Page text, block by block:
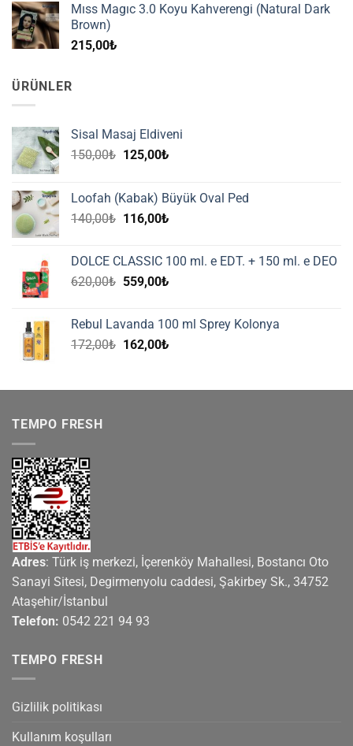
200,00₺.
Mıss Magıc 3.0 Koyu Kahverengi (Natural Dark
Brown)
215,00₺
ÜRÜNLER
Sisal Masaj Eldiveni
150,00₺ Orijinal
125,00₺Şu
125,00₺.
Loofah (Kabak) Büyük Oval Ped
140,00₺ Orijinal
116,00₺Şu
116,00₺.
DOLCE CLASSIC 100 ml. e EDT. + 150 ml. e DEO
620,00₺ Orijinal
559,00₺Şu
559,00₺.
Rebul Lavanda 100 ml Sprey Kolonya
172,00₺ Orijinal
162,00₺Şu
162,00₺.
TEMPO FRESH
Adres: Türk iş merkezi, İçerenköy Mahallesi, Bostancı Oto
Sanayi Sitesi, Degirmenyolu caddesi, Şakirbey Sk., 34752
Ataşehir/İstanbul
Telefon: 0542 221 94 93
TEMPO FRESH
Gizlilik politikası
Kullanım koşulları